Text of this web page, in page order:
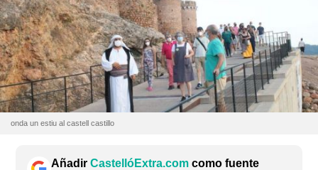
onda un estiu al castell castillo
Añadir CastellóExtra.com como fuente